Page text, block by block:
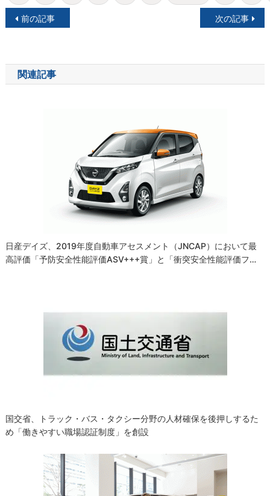
投
ナ
ビ
前の記事 次の記事
関連記事
日産デイズ、2019年度自動車アセスメント（JNCAP）において最
高評価「予防安全性能評価ASV+++賞」と「衝突安全性能評価フ…
国交省、トラック・バス・タクシー分野の人材確保を後押しするた
め「働きやすい職場認証制度」を創設